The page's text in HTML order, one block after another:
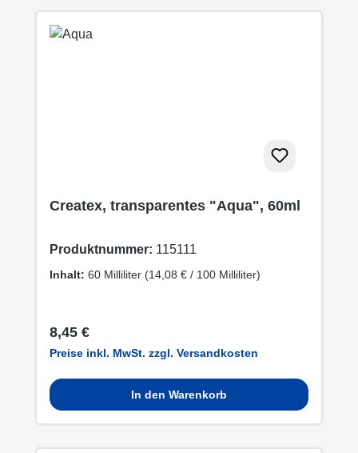
Createx, transparentes "Aqua", 60ml
Produktnummer: 115111
Inhalt: 60 Milliliter (14,08 € / 100 Milliliter)
Regulärer Preis:
8,45 €
Preise inkl. MwSt. zzgl. Versandkosten
In den Warenkorb